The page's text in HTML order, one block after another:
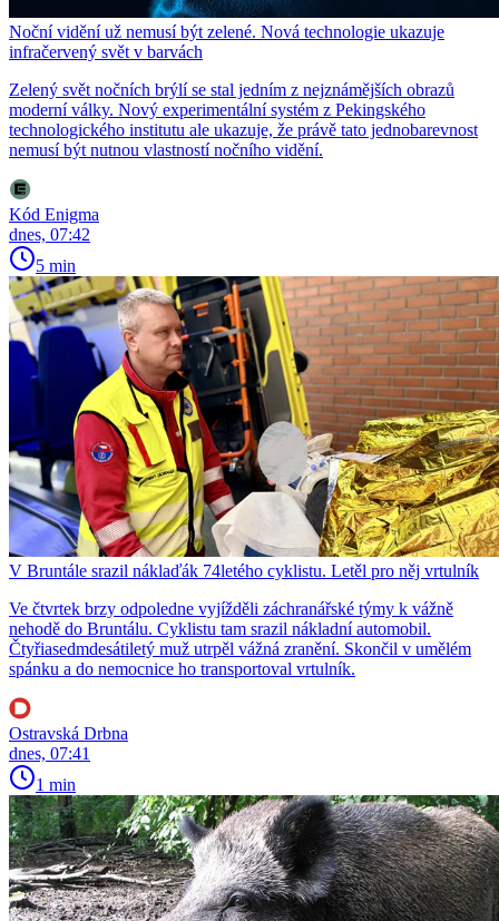
Noční vidění už nemusí být zelené. Nová technologie ukazuje
infračervený svět v barvách
Zelený svět nočních brýlí se stal jedním z nejznámějších obrazů
moderní války. Nový experimentální systém z Pekingského
technologického institutu ale ukazuje, že právě tato jednobarevnost
nemusí být nutnou vlastností nočního vidění.
Kód Enigma
dnes, 07:42
5 min
V Bruntále srazil náklaďák 74letého cyklistu. Letěl pro něj vrtulník
Ve čtvrtek brzy odpoledne vyjížděli záchranářské týmy k vážně
nehodě do Bruntálu. Cyklistu tam srazil nákladní automobil.
Čtyřiasedmdesátiletý muž utrpěl vážná zranění. Skončil v umělém
spánku a do nemocnice ho transportoval vrtulník.
Ostravská Drbna
dnes, 07:41
1 min